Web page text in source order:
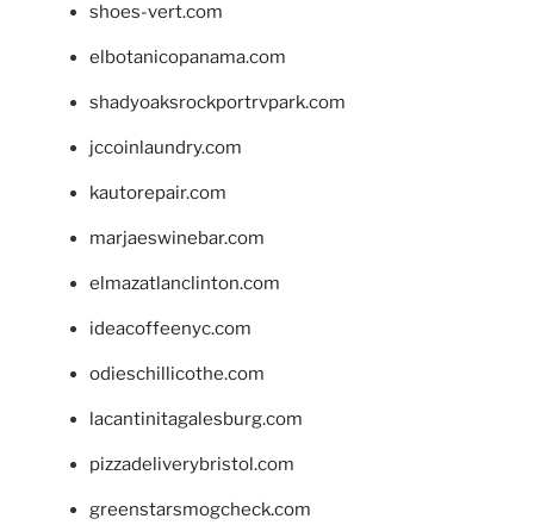
shoes-vert.com
elbotanicopanama.com
shadyoaksrockportrvpark.com
jccoinlaundry.com
kautorepair.com
marjaeswinebar.com
elmazatlanclinton.com
ideacoffeenyc.com
odieschillicothe.com
lacantinitagalesburg.com
pizzadeliverybristol.com
greenstarsmogcheck.com